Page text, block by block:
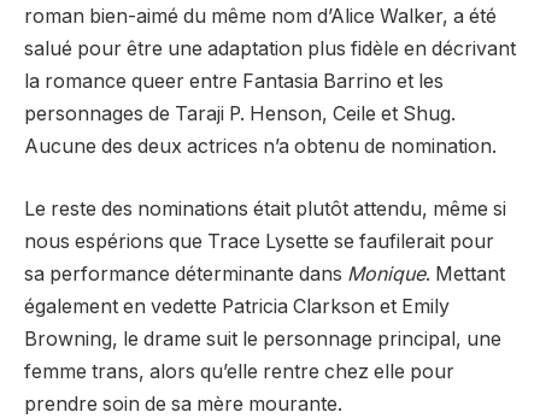
roman bien-aimé du même nom d’Alice Walker, a été
salué pour être une adaptation plus fidèle en décrivant
la romance queer entre Fantasia Barrino et les
personnages de Taraji P. Henson, Ceile et Shug.
Aucune des deux actrices n’a obtenu de nomination.
Le reste des nominations était plutôt attendu, même si
nous espérions que Trace Lysette se faufilerait pour
sa performance déterminante dans Monique. Mettant
également en vedette Patricia Clarkson et Emily
Browning, le drame suit le personnage principal, une
femme trans, alors qu’elle rentre chez elle pour
prendre soin de sa mère mourante.